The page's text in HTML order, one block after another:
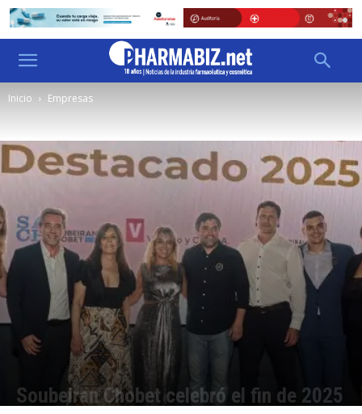
Inicio Empresas
Soubeiran Chobet celebró el fin de 2025